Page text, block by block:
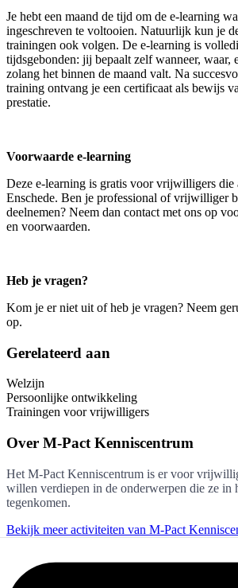
Je hebt een maand de tijd om de e-learning
ingeschreven te voltooien. Natuurlijk kun je
trainingen ook volgen. De e-learning is
tijdsgebonden: jij bepaalt zelf wanneer, waar,
zolang het binnen de maand valt. Na
training ontvang je een certificaat als bewijs
prestatie.
Voorwaarde e-learning
Deze e-learning is gratis voor vrijwilligers die
Enschede. Ben je professional of vrijwilliger
deelnemen? Neem dan contact met ons op
en voorwaarden.
Heb je vragen?
Kom je er niet uit of heb je vragen? Neem
op.
Gerelateerd aan
Welzijn
Persoonlijke ontwikkeling
Trainingen voor vrijwilligers
Over M-Pact Kenniscentrum
Het M-Pact Kenniscentrum is er voor
willen verdiepen in de onderwerpen die ze
tegenkomen.
Bekijk meer activiteiten van M-Pact